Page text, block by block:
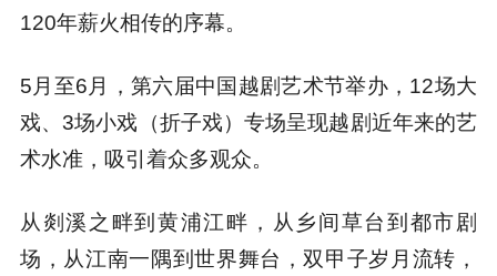
120年薪火相传的序幕。
5月至6月，第六届中国越剧艺术节举办，12场大
戏、3场小戏（折子戏）专场呈现越剧近年来的艺
术水准，吸引着众多观众。
从剡溪之畔到黄浦江畔，从乡间草台到都市剧
场，从江南一隅到世界舞台，双甲子岁月流转，